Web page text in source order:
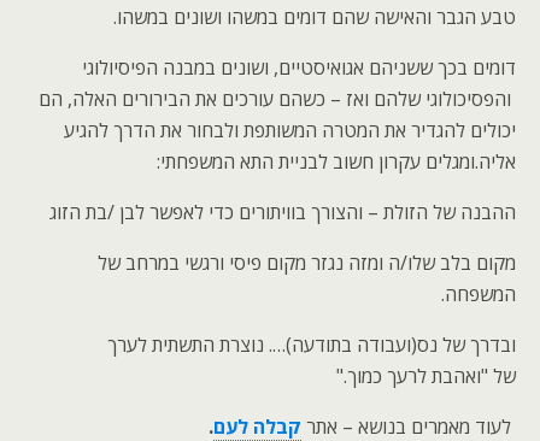
טבע הגבר והאישה שהם דומים במשהו ושונים במשהו.
דומים בכך ששניהם אגואיסטיים, ושונים במבנה הפיסיולוגי
והפסיכולוגי שלהם ואז – כשהם עורכים את הבירורים האלה, הם
יכולים להגדיר את המטרה המשותפת ולבחור את הדרך להגיע
אליה.ומגלים עקרון חשוב לבניית התא המשפחתי:
ההבנה של הזולת – והצורך בוויתורים כדי לאפשר לבן /בת הזוג
מקום בלב שלו/ה ומזה נגזר מקום פיסי ורגשי במרחב של
המשפחה.
ובדרך של נס(ועבודה בתודעה)…. נוצרת התשתית לערך
של "ואהבת לרעך כמוך."
לעוד מאמרים בנושא – אתר קבלה לעם.